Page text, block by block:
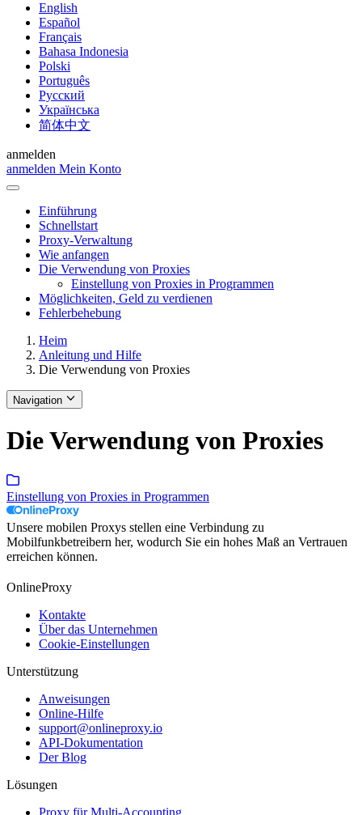
English
Español
Français
Bahasa Indonesia
Polski
Português
Русский
Українська
简体中文
anmelden
anmelden Mein Konto
Einführung
Schnellstart
Proxy-Verwaltung
Wie anfangen
Die Verwendung von Proxies
Einstellung von Proxies in Programmen
Möglichkeiten, Geld zu verdienen
Fehlerbehebung
Heim
Anleitung und Hilfe
Die Verwendung von Proxies
Navigation
Die Verwendung von Proxies
Einstellung von Proxies in Programmen
Unsere mobilen Proxys stellen eine Verbindung zu
Mobilfunkbetreibern her, wodurch Sie ein hohes Maß an Vertrauen
erreichen können.
OnlineProxy
Kontakte
Über das Unternehmen
Cookie-Einstellungen
Unterstützung
Anweisungen
Online-Hilfe
support@onlineproxy.io
API-Dokumentation
Der Blog
Lösungen
Proxy für Multi-Accounting